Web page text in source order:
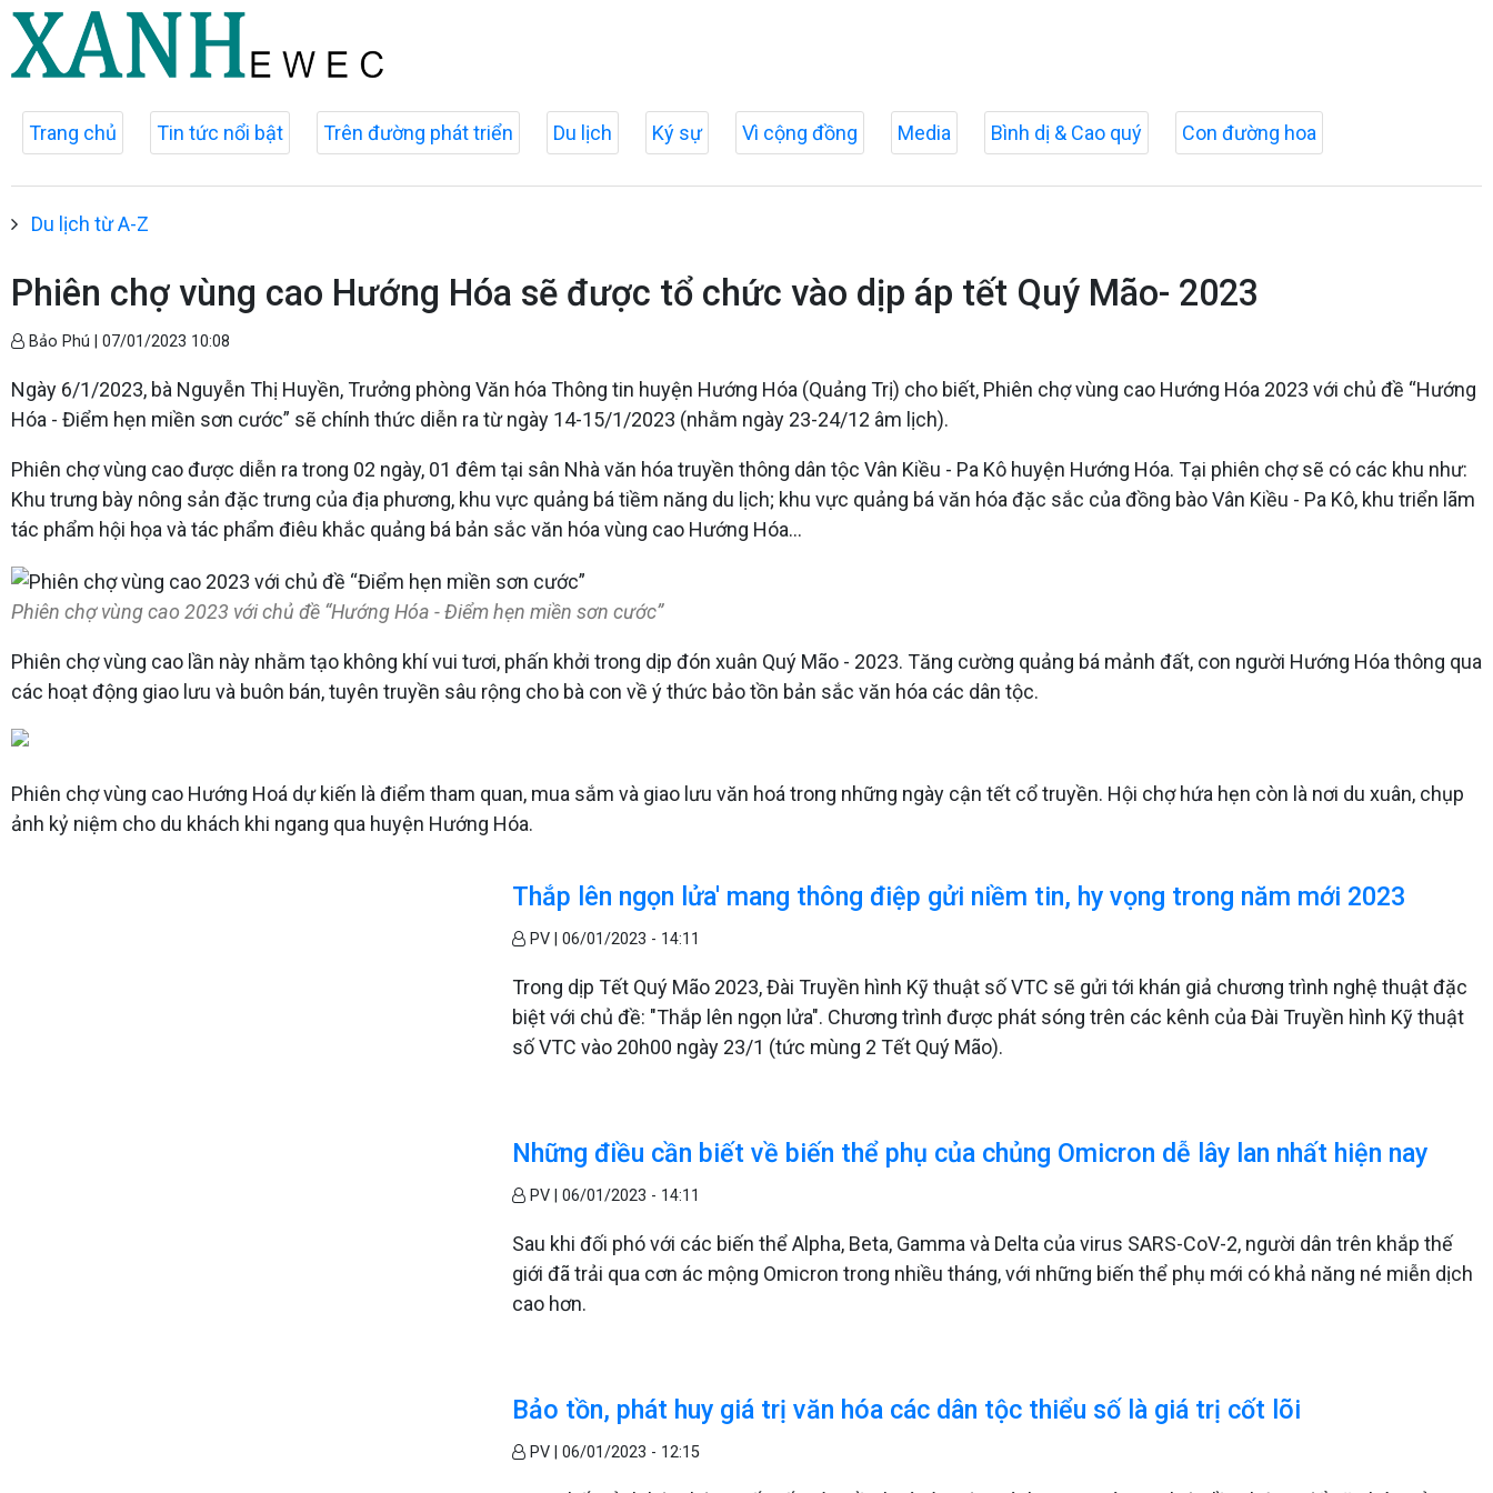
Trang chủ Tin tức nổi bật Trên đường phát triển Du lịch Ký sự Vì cộng đồng Media Bình dị & Cao quý Con đường hoa
Du lịch từ A-Z
Phiên chợ vùng cao Hướng Hóa sẽ được tổ chức vào dịp áp tết Quý Mão- 2023
Bảo Phú | 07/01/2023 10:08
Ngày 6/1/2023, bà Nguyễn Thị Huyền, Trưởng phòng Văn hóa Thông tin huyện Hướng Hóa (Quảng Trị) cho biết, Phiên chợ vùng cao Hướng Hóa 2023 với chủ đề “Hướng
Hóa - Điểm hẹn miền sơn cước” sẽ chính thức diễn ra từ ngày 14-15/1/2023 (nhằm ngày 23-24/12 âm lịch).
Phiên chợ vùng cao được diễn ra trong 02 ngày, 01 đêm tại sân Nhà văn hóa truyền thông dân tộc Vân Kiều - Pa Kô huyện Hướng Hóa. Tại phiên chợ sẽ có các khu như:
Khu trưng bày nông sản đặc trưng của địa phương, khu vực quảng bá tiềm năng du lịch; khu vực quảng bá văn hóa đặc sắc của đồng bào Vân Kiều - Pa Kô, khu triển lãm
tác phẩm hội họa và tác phẩm điêu khắc quảng bá bản sắc văn hóa vùng cao Hướng Hóa...
Phiên chợ vùng cao 2023 với chủ đề “Hướng Hóa - Điểm hẹn miền sơn cước”
Phiên chợ vùng cao lần này nhằm tạo không khí vui tươi, phấn khởi trong dịp đón xuân Quý Mão - 2023. Tăng cường quảng bá mảnh đất, con người Hướng Hóa thông qua
các hoạt động giao lưu và buôn bán, tuyên truyền sâu rộng cho bà con về ý thức bảo tồn bản sắc văn hóa các dân tộc.
Phiên chợ vùng cao Hướng Hoá dự kiến là điểm tham quan, mua sắm và giao lưu văn hoá trong những ngày cận tết cổ truyền. Hội chợ hứa hẹn còn là nơi du xuân, chụp
ảnh kỷ niệm cho du khách khi ngang qua huyện Hướng Hóa.
Thắp lên ngọn lửa' mang thông điệp gửi niềm tin, hy vọng trong năm mới 2023
PV |06/01/2023 - 14:11
Trong dịp Tết Quý Mão 2023, Đài Truyền hình Kỹ thuật số VTC sẽ gửi tới khán giả chương trình nghệ thuật đặc
biệt với chủ đề: "Thắp lên ngọn lửa". Chương trình được phát sóng trên các kênh của Đài Truyền hình Kỹ thuật
số VTC vào 20h00 ngày 23/1 (tức mùng 2 Tết Quý Mão).
Những điều cần biết về biến thể phụ của chủng Omicron dễ lây lan nhất hiện nay
PV |06/01/2023 - 14:11
Sau khi đối phó với các biến thể Alpha, Beta, Gamma và Delta của virus SARS-CoV-2, người dân trên khắp thế
giới đã trải qua cơn ác mộng Omicron trong nhiều tháng, với những biến thể phụ mới có khả năng né miễn dịch
cao hơn.
Bảo tồn, phát huy giá trị văn hóa các dân tộc thiểu số là giá trị cốt lõi
PV |06/01/2023 - 12:15